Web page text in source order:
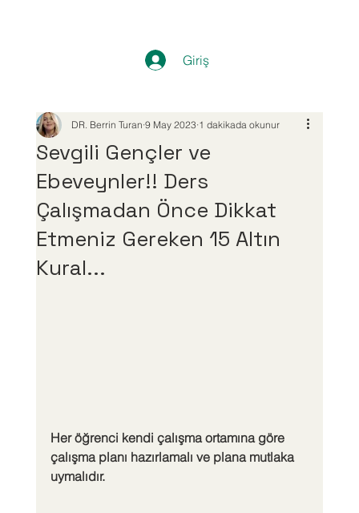
Giriş
Sevgili Gençler ve
Ebeveynler!! Ders
Çalışmadan Önce Dikkat
Etmeniz Gereken 15 Altın
Kural...
DR. Berrin Turan 9 May 2023 1 dakikada okunur
Her öğrenci kendi çalışma ortamına göre
çalışma planı hazırlamalı ve plana mutlaka
uymalıdır.